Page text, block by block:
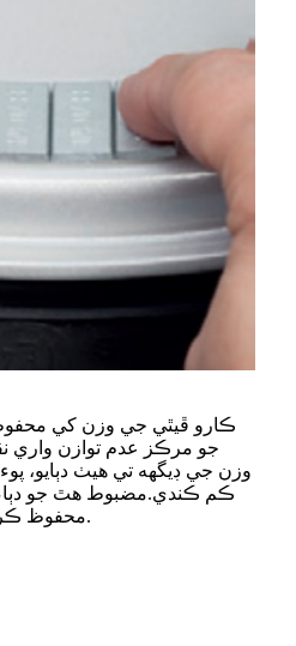
جو مرڪز عدم توازن واري
وزن جي ڊيگهه تي هيٺ دٻايو،
ڪم ڪندي.مضبوط هٿ جو
محفوظ ڪرڻ لاء ڪافي هجڻ گهرجي.